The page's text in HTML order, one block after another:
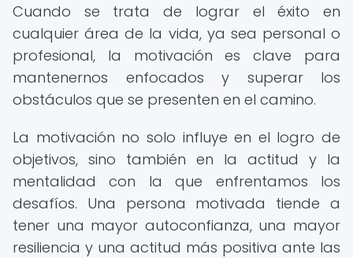
Cuando se trata de lograr el éxito en
cualquier área de la vida, ya sea personal o
profesional, la motivación es clave para
mantenernos enfocados y superar los
obstáculos que se presenten en el camino.
La motivación no solo influye en el logro de
objetivos, sino también en la actitud y la
mentalidad con la que enfrentamos los
desafíos. Una persona motivada tiende a
tener una mayor autoconfianza, una mayor
resiliencia y una actitud más positiva ante las